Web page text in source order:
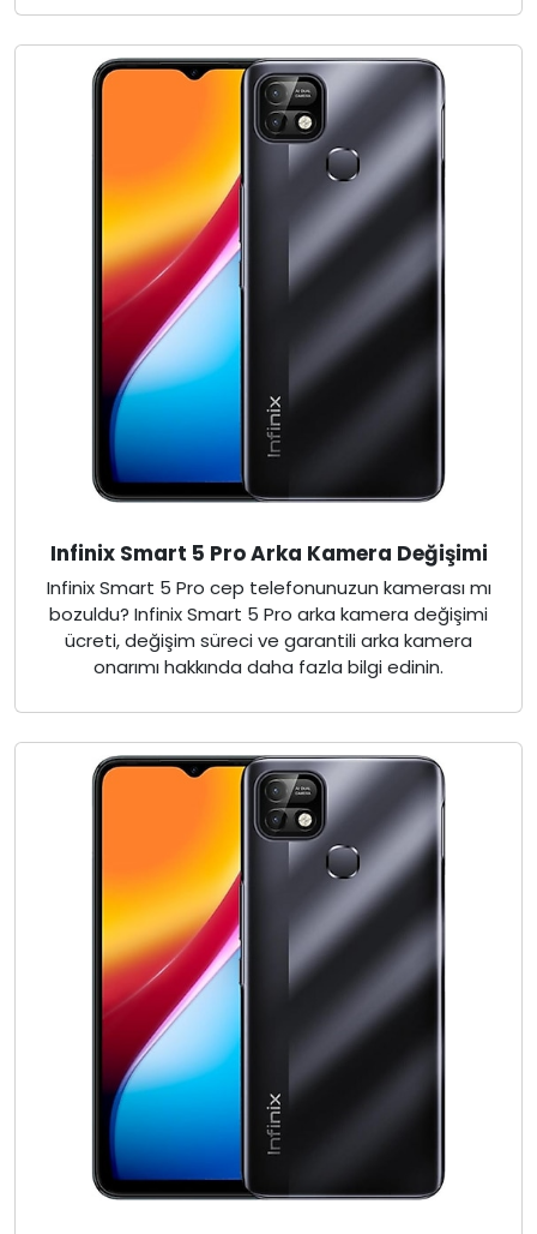
Infinix Smart 5 Pro Arka Kamera Değişimi
Infinix Smart 5 Pro cep telefonunuzun kamerası mı
bozuldu? Infinix Smart 5 Pro arka kamera değişimi
ücreti, değişim süreci ve garantili arka kamera
onarımı hakkında daha fazla bilgi edinin.